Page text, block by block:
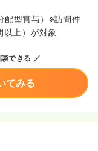
配型賞与）※訪問件
上）が対象
できる
てみる